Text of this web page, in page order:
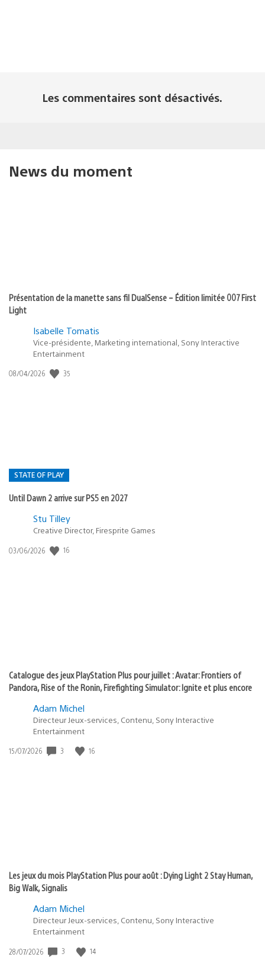
Les commentaires sont désactivés.
News du moment
Présentation de la manette sans fil DualSense – Édition limitée 007 First
Light
Isabelle Tomatis
Vice-présidente, Marketing international, Sony Interactive
Entertainment
Date
08/04/2026 35
STATE OF PLAY
Until Dawn 2 arrive sur PS5 en 2027
Postée
:
state
Stu Tilley
Creative Director, Firesprite Games
Date
03/06/2026 16
Catalogue des jeux PlayStation Plus pour juillet : Avatar: Frontiers of
Pandora, Rise of the Ronin, Firefighting Simulator: Ignite et plus encore
Adam Michel
Directeur Jeux-services, Contenu, Sony Interactive
Entertainment
Date
15/07/2026 3 16
Les jeux du mois PlayStation Plus pour août : Dying Light 2 Stay Human,
Big Walk, Signalis
Adam Michel
Directeur Jeux-services, Contenu, Sony Interactive
Entertainment
Date
28/07/2026 3 14